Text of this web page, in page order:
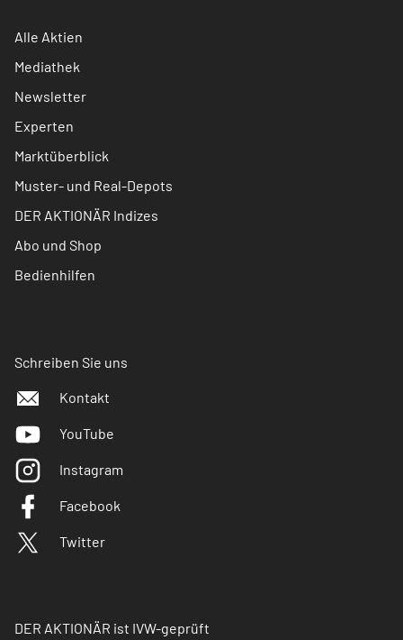
Alle Aktien
Mediathek
Newsletter
Experten
Marktüberblick
Muster- und Real-Depots
DER AKTIONÄR Indizes
Abo und Shop
Bedienhilfen
Schreiben Sie uns
Kontakt
YouTube
Instagram
Facebook
Twitter
DER AKTIONÄR ist IVW-geprüft